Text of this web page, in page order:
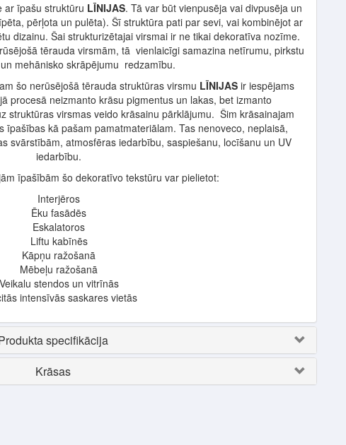
ar īpašu struktūru LĪNIJAS. Tā var būt vienpusēja vai divpusēja un
pērļota un pulēta). Šī struktūra pati par sevi, vai kombinējot ar
dizainu. Šai strukturizētajai virsmai ir ne tikai dekoratīva nozīme.
tērauda virsmām, tā vienlaicīgi samazina netīrumu, pirkstu
mehānisko skrāpējumu redzamību.
šo nerūsējošā tērauda struktūras virsmu LĪNIJASir iespējams
procesā neizmanto krāsu pigmentus un lakas, bet izmanto
struktūras virsmas veido krāsainu pārklājumu. Šim krāsainajam
īpašības kā pašam pamatmateriālam. Tas nenoveco, neplaisā,
svārstībām, atmosfēras iedarbību, saspiešanu, locīšanu un UV
iedarbību.
īpašībām šo dekoratīvo tekstūru var pielietot:
Interjēros
Ēku fasādēs
Eskalatoros
Liftu kabīnēs
Kāpņu ražošanā
Mēbeļu ražošanā
Veikalu stendos un vitrīnās
intensīvās saskares vietās
specifikācija
Krāsas